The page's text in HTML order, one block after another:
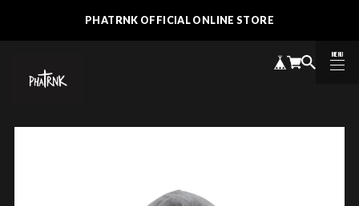
PHATRNK OFFICIAL ONLINE STORE
MENU
CLOSE